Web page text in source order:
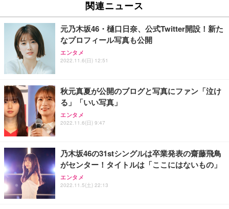
関連ニュース
元乃木坂46・樋口日奈、公式Twitter開設！新た
なプロフィール写真も公開
エンタメ
2022.11.6(日) 12:51
秋元真夏が公開のブログと写真にファン「泣け
る」「いい写真」
エンタメ
2022.11.6(日) 9:47
乃木坂46の31stシングルは卒業発表の齋藤飛鳥
がセンター！タイトルは「ここにはないもの」
エンタメ
2022.11.5(土) 22:13